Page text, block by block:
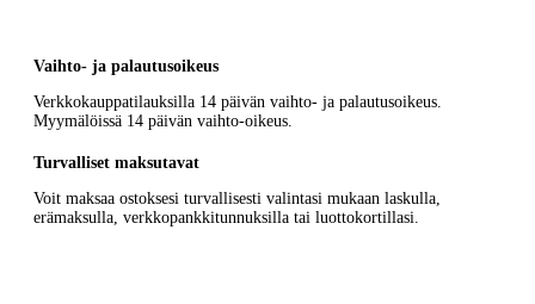
Vaihto- ja palautusoikeus
Verkkokauppatilauksilla 14 päivän vaihto- ja palautusoikeus.
Myymälöissä 14 päivän vaihto-oikeus.
Turvalliset maksutavat
Voit maksaa ostoksesi turvallisesti valintasi mukaan laskulla,
erämaksulla, verkkopankkitunnuksilla tai luottokortillasi.